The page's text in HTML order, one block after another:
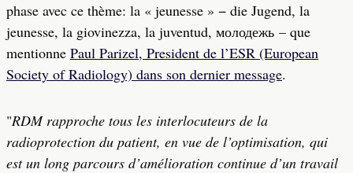
phase avec ce thème: la « jeunesse » − die Jugend, la
jeunesse, la giovinezza, la juventud, молодежь – que
mentionne Paul Parizel, President de l’ESR (European
Society of Radiology) dans son dernier message.
"RDM rapproche tous les interlocuteurs de la
radioprotection du patient, en vue de l’optimisation, qui
est un long parcours d’amélioration continue d’un travail